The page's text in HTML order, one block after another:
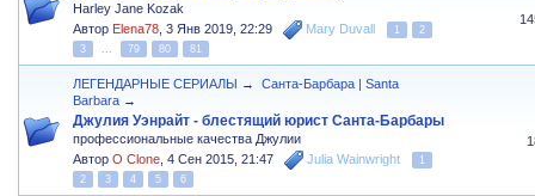
Harley Jane Kozak
Автор Elena78 ,3 Янв 2019, 22:29 Mary Duvall 1
2
3
... 79 80 81
ЛЕГЕНДАРНЫЕ СЕРИАЛЫ →
Санта-Барбара | Santa
Barbara →
Джулия Уэнрайт - блестящий юрист Санта-Барбары
профессиональные качества Джулии
АвторO Clone ,4 Сен 2015, 21:47 Julia Wainwright
1
2
3 4 5 6